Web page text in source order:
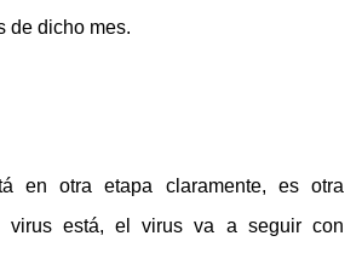
de dicho mes.
en otra etapa claramente, es otra
virus está, el virus va a seguir con